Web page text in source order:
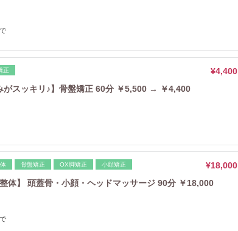
正
¥4,400
がスッキリ♪】骨盤矯正 60分 ￥5,500 → ￥4,400
骨盤矯正 OX脚矯正 小顔矯正
¥18,000
体】 頭蓋骨・小顔・ヘッドマッサージ 90分 ￥18,000